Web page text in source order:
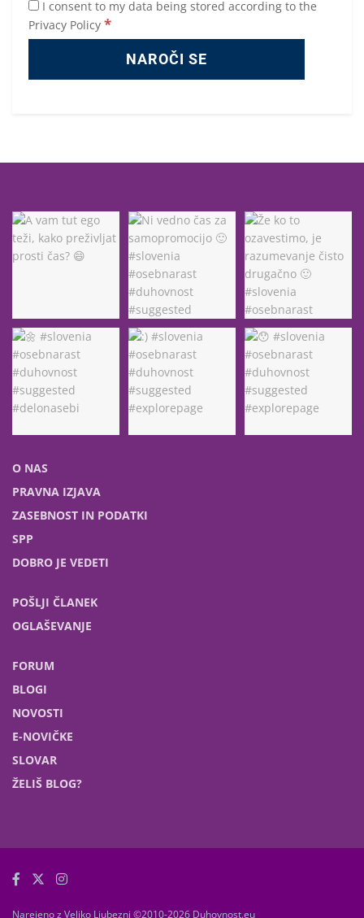
I consent to my data being stored according to the
Privacy Policy *
O NAS
PRAVNA IZJAVA
ZASEBNOST IN PODATKI
SPP
DOBRO JE VEDETI
POŠLJI ČLANEK
OGLAŠEVANJE
FORUM
BLOGI
NOVOSTI
E-NOVIČKE
SLOVAR
ŽELIŠ BLOG?
Narejeno z Veliko Ljubezni ©2010-2026 Duhovnost.eu